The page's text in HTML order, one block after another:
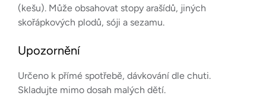
(kešu). Může obsahovat stopy arašídů, jiných
skořápkových plodů, sóji a sezamu.
Upozornění
Určeno k přímé spotřebě, dávkování dle chuti.
Skladujte mimo dosah malých dětí.